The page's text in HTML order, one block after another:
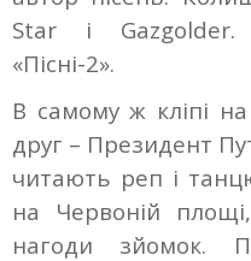
Star і Gazgolder.
«Пісні-2».
В самому ж кліпі
друг – Президент
читають реп і
на Червоній
нагоди зйомок.